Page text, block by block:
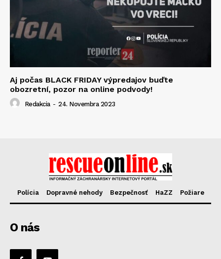
Aj počas BLACK FRIDAY výpredajov buďte
obozretní, pozor na online podvody!
Redakcia - 24. Novembra 2023
Polícia Dopravné nehody Bezpečnosť HaZZ Požiare
O nás